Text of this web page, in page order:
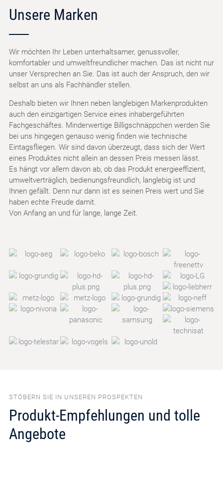
Unsere Marken
Wir möchten Ihr Leben unterhaltsamer, genussvoller,
komfortabler und umweltfreundlicher machen. Das ist nicht nur
unser Versprechen an Sie. Das ist auch der Anspruch, den wir
selbst an uns als Fachhändler stellen.
Deshalb bieten wir Ihnen neben langlebigen Markenprodukten
auch den einzigartigen Service eines inhabergeführten
Fachgeschäftes. Minderwertige Billigschnäppchen werden Sie
bei uns hingegen genauso wenig finden wie technische
Eintagsfliegen. Wir sind davon überzeugt, dass sich der Wert
eines Produktes nicht allein an dessen Preis messen lässt.
Es hängt vor allem davon ab, ob das Produkt energieeffizient,
umweltverträglich, bedienungsfreundlich, langlebig ist und
Ihnen gefällt. Denn nur dann ist es seinen Preis wert und Sie
haben echte Freude damit.
Von Anfang an und für lange, lange Zeit.
STÖBERN SIE IN UNSEREN PROSPEKTEN
Produkt-Empfehlungen und tolle
Angebote